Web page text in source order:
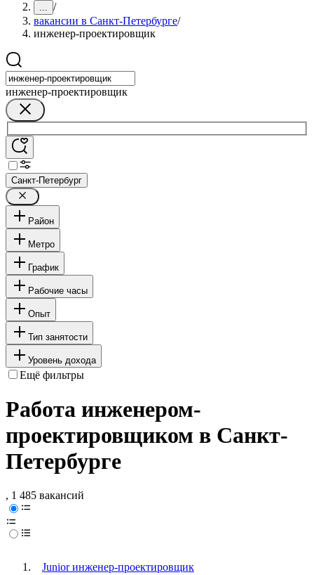
... /
вакансии в Санкт-Петербурге/
инженер-проектировщик
инженер-проектировщик
Санкт-Петербург
Район
Метро
График
Рабочие часы
Опыт
Тип занятости
Уровень дохода
Ещё фильтры
Работа инженером-
проектировщиком в Санкт-
Петербурге
, 1 485 вакансий
Junior инженер-проектировщик